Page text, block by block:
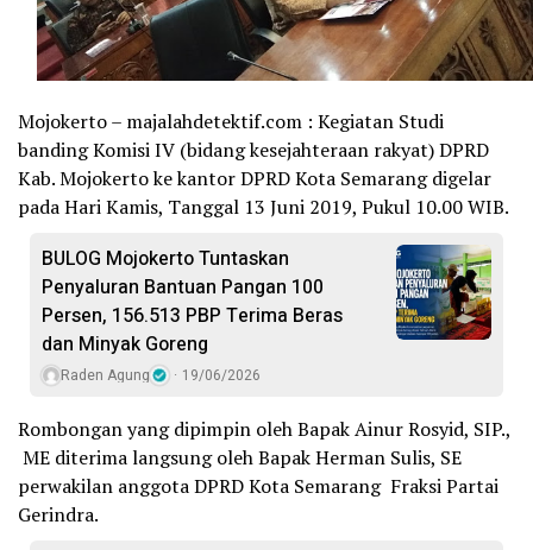
Mojokerto – majalahdetektif.com : Kegiatan Studi
banding Komisi IV (bidang kesejahteraan rakyat) DPRD
Kab. Mojokerto ke kantor DPRD Kota Semarang digelar
pada Hari Kamis, Tanggal 13 Juni 2019, Pukul 10.00 WIB.
BULOG Mojokerto Tuntaskan
Penyaluran Bantuan Pangan 100
Persen, 156.513 PBP Terima Beras
dan Minyak Goreng
Raden Agung 19/06/2026
Rombongan yang dipimpin oleh Bapak Ainur Rosyid, SIP.,
ME diterima langsung oleh Bapak Herman Sulis, SE
perwakilan anggota DPRD Kota Semarang Fraksi Partai
Gerindra.